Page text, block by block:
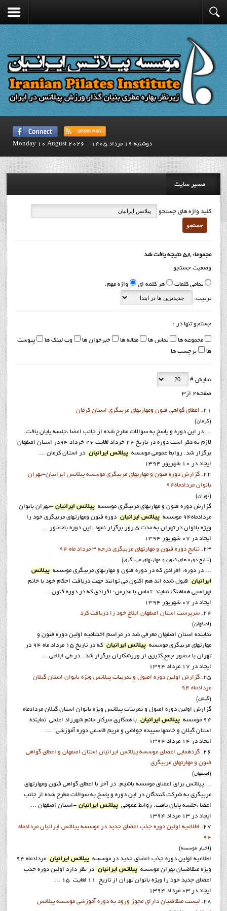
دوشنبه 19 مرداد 1405 Monday 10 August 2026
مسیر سایت
کلید واژه های جستجو
جستجو
مجموعا: 58 نتیجه یافت شد
وضعیت جستجو
تمامی کلمات هر کلمه ای واژه مهم:
ترتیب:
جستجو تنها در :
مجموعه ها تماس ها مقاله ها خبرخوان ها وب لینک ها
پیوست
ها
برچسب ها
نمایش #
صفحه2 از3
21.
اعطای گواهی فنون ومهارتهای مربیگری استان کرمان
(کرمان)
... در این دوره و پاسخ به سوالات مطرح شده از جانب اعضا ،جلسه پایان یافت.
لازم به ذکر است دوره در تاريخ 24 خرداد لغايت 26 خرداد 94در استان اصفهان
برگزار شد. روابط عمومي موسسه
پيلاتس ايرانيان در استان کرمان ...
ایجاد در 10 شهریور 1394
22.
گزارش دوره فنون و مهارتهاي مربيگري موسسه پيلاتس ايرانيان-تهران
بانوان مردادماه94
(تهران)
گزارش دوره فنون و مهارتهاي مربيگري موسسه
پيلاتس ايرانيان -تهران بانوان
مردادماه94 موسسه
پيلاتس ايرانيان دوره فنون ومهارتهاي مربيگري خود را
ويژه بانوان در تهران به مدت 5 روز برگزار نمود. اين دوره باحضور ...
ایجاد در 07 شهریور 1394
23.
نتايج دوره فنون و مهارتهاي مربيگري درجه 3 مرداد ماه 94
(نتايج دوره هاي فنون و مهارتهاي مربيگري)
... در دوره: افرادي که در دوره فنون و مهارتهاي مربيگري موسسه
پيلاتس
ايرانيان
قبول شده اند هم اکنون مي توانند جهت دريافت احکام خود با خانم
لهراسبي هماهنگ نمايند. تماس با مدرس: افرادي که در دوره فنون ...
ایجاد در 07 شهریور 1394
24.
سرپرست استان اصفهان ابلاغ خود را دريافت کرد
(اصفهان)
نماينده استان اصفهان معرفي شد در مراسم اختتاميه اولين دوره فنون و
مهارتهاي مربيگري موسسه
پيلاتس ايرانيان
که در تاريخ 15 مرداد ماه 94 در
تهران با حضور جمع کثيري از ورزشکاران برگزار شد . در طي ابلاغي ...
ایجاد در 17 مرداد 1394
25.
گزارش اولین دوره اصول و تمرینات پیلاتس ویژه بانوان استان گيلان
مردادماه 94
(گيلان)
گزارش اولین دوره اصول و تمرینات پیلاتس ویژه بانوان استان گيلان مردادماه
94 موسسه
پيلاتس ايرانيان با همکاري سرکار خانم شهرزاد اعلمي نماينده
استان گيلان و خانمها سپيده جواشي و مريم قاسمي دوره آموزشي ...
ایجاد در 14 مرداد 1394
26.
گردهمایی اعضای موسسه پیلاتس ایرانیان استان اصفهان و اعطای گواهی
فنون و مهارتهای مربیگری
(اصفهان)
... پیلاتس برای اعضاي موسسه باشيم. در آخر با اعطای گواهی فنون ومهارتهای
مربیگری به شرکت کنندگان در این دوره و پاسخ به سوالات مطرح شده از جانب
اعضا ،جلسه پایان یافت. روابط عمومي
پيلاتس ايرانيان -استان اصفهان ...
ایجاد در 13 مرداد 1394
27.
اطلاعيه اولين دوره جذب اعضاي جديد در موسسه پيلاتس ايرانيان مردادماه
94
(اخبار موسسه)
اطلاعيه اولين دوره جذب اعضاي جديد در موسسه
پيلاتس ايرانيان
مردادماه 94
ويژه متقاضيان تهران موسسه
پيلاتس ايرانيان در نظر دارد اولين دوره جذب
اعضاي جديد خود را ويژه بانوان تهران از تاريخ 11 لغايت 15 ...
ایجاد در 03 مرداد 1394
28.
ليست متقاضيان داراي مجوز ورود به دوره آموزشي موسسه پيلاتس